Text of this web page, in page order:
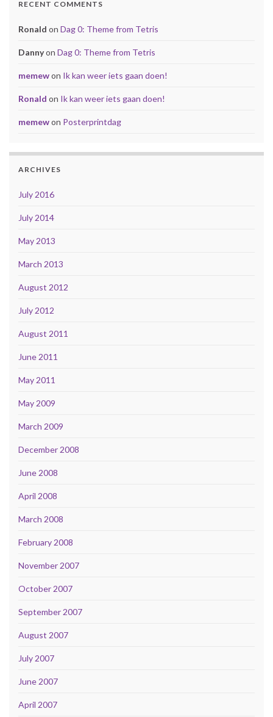
RECENT COMMENTS
Ronald on Dag 0: Theme from Tetris
Dannyon Dag 0: Theme from Tetris
memewon Ik kan weer iets gaan doen!
Ronald on Ik kan weer iets gaan doen!
memewon Posterprintdag
ARCHIVES
July 2016
July 2014
May 2013
March 2013
August 2012
July 2012
August 2011
June 2011
May 2011
May 2009
March 2009
December 2008
June 2008
April 2008
March 2008
February 2008
November 2007
October 2007
September 2007
August 2007
July 2007
June 2007
April 2007